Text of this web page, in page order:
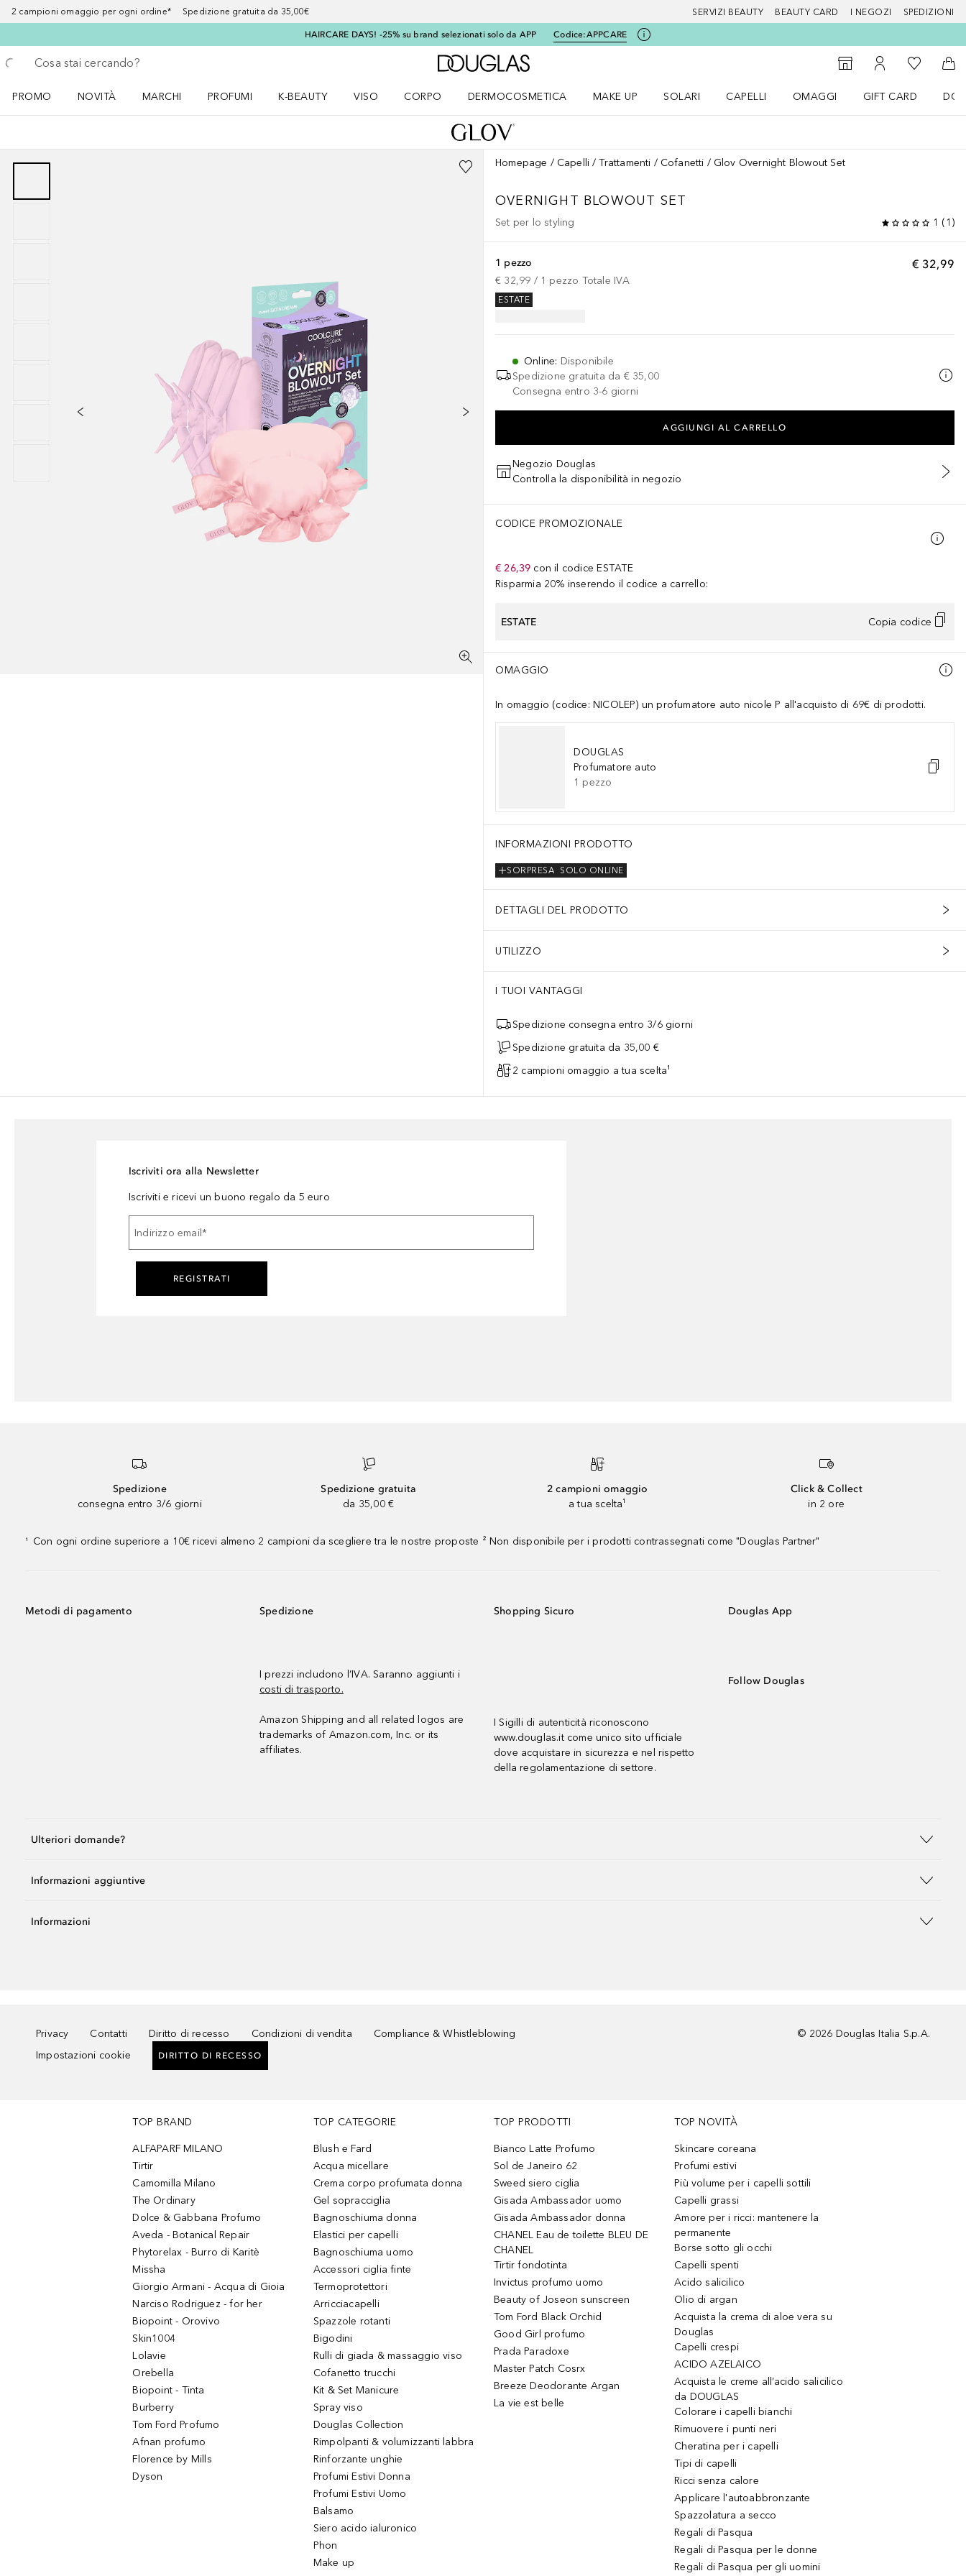
2 campioni omaggio per ogni ordine* Spedizione gratuita da 35,00€ SERVIZI BEAUTY BEAUTY CARD I NEGOZI SPEDIZIONI
HAIRCARE DAYS! -25% su brand selezionati solo da APP Codice:APPCARE
Torna indietro
Esegui ricerca
A Douglas Home
StorefinderAl Mio Account
Alla Mia
Al
PROMO
NOVITÀ
MARCHI
PROFUMI
K-BEAUTY
VISO
CORPO
DERMOCOSMETICA
MAKE UP
SOLARI
CAPELLI
OMAGGI
GIFT CARD
Homepage Capelli Trattamenti Cofanetti Glov Overnight Blowout Set
OVERNIGHT BLOWOUT SET
Set per lo styling 1 ( 1 )
€ 32,99
1 pezzo
€ 32,99 / 1 pezzo Totale IVA
ESTATE
Online: Disponibile
Spedizione gratuita da € 35,00
Consegna entro 3-6 giorni
AGGIUNGI AL CARRELLO
Negozio Douglas
Controlla la disponibilità in negozio
CODICE PROMOZIONALE
€ 26,39 con il codice ESTATE
Risparmia 20% inserendo il codice a carrello:
ESTATE Copia codice
OMAGGIO
In omaggio (codice: NICOLEP) un profumatore auto nicole P all'acquisto di 69€ di prodotti.
DOUGLAS
Profumatore auto
1 pezzo
INFORMAZIONI PRODOTTO
SOLO ONLINE
SORPRESA
DETTAGLI DEL PRODOTTO
UTILIZZO
I TUOI VANTAGGI
Spedizione consegna entro 3/6 giorni
Spedizione gratuita da 35,00 €
2 campioni omaggio a tua scelta¹
Iscriviti ora alla Newsletter
Iscriviti e ricevi un buono regalo da 5 euro
Indirizzo email *
REGISTRATI
Spedizione
consegna entro 3/6 giorni
Spedizione gratuita
da 35,00 €
2 campioni omaggio
a tua scelta¹
Click & Collect
in 2 ore
¹ Con ogni ordine superiore a 10€ ricevi almeno 2 campioni da scegliere tra le nostre proposte ² Non disponibile per i prodotti contrassegnati come "Douglas Partner"
Metodi di pagamento Spedizione
I prezzi includono l’IVA. Saranno aggiunti i
costi di trasporto.
Amazon Shipping and all related logos are
trademarks of Amazon.com, Inc. or its
affiliates.
Shopping Sicuro
I Sigilli di autenticità riconoscono
www.douglas.it come unico sito ufficiale
dove acquistare in sicurezza e nel rispetto
della regolamentazione di settore.
Douglas App
Follow Douglas
Ulteriori domande?
Informazioni aggiuntive
Informazioni
Privacy Contatti Diritto di recesso Condizioni di vendita
Compliance & Whistleblowing
Impostazioni cookie
DIRITTO DI RECESSO
© 2026 Douglas Italia S.p.A.
TOP BRAND
ALFAPARF MILANO
Tirtir
Camomilla Milano
The Ordinary
Dolce & Gabbana Profumo
Aveda - Botanical Repair
Phytorelax - Burro di Karitè
Missha
Giorgio Armani - Acqua di Gioia
Narciso Rodriguez - for her
Biopoint - Orovivo
Skin1004
Lolavie
Orebella
Biopoint - Tinta
Burberry
Tom Ford Profumo
Afnan profumo
Florence by Mills
Dyson
TOP CATEGORIE
Blush e Fard
Acqua micellare
Crema corpo profumata donna
Gel sopracciglia
Bagnoschiuma donna
Elastici per capelli
Bagnoschiuma uomo
Accessori ciglia finte
Termoprotettori
Arricciacapelli
Spazzole rotanti
Bigodini
Rulli di giada & massaggio viso
Cofanetto trucchi
Kit & Set Manicure
Spray viso
Douglas Collection
Rimpolpanti & volumizzanti labbra
Rinforzante unghie
Profumi Estivi Donna
Profumi Estivi Uomo
Balsamo
Siero acido ialuronico
Phon
Make up
TOP PRODOTTI
Bianco Latte Profumo
Sol de Janeiro 62
Sweed siero ciglia
Gisada Ambassador uomo
Gisada Ambassador donna
CHANEL Eau de toilette BLEU DE
CHANEL
Tirtir fondotinta
Invictus profumo uomo
Beauty of Joseon sunscreen
Tom Ford Black Orchid
Good Girl profumo
Prada Paradoxe
Master Patch Cosrx
Breeze Deodorante Argan
La vie est belle
TOP NOVITÀ
Skincare coreana
Profumi estivi
Più volume per i capelli sottili
Capelli grassi
Amore per i ricci: mantenere la
permanente
Borse sotto gli occhi
Capelli spenti
Acido salicilico
Olio di argan
Acquista la crema di aloe vera su
Douglas
Capelli crespi
ACIDO AZELAICO
Acquista le creme all’acido salicilico
da DOUGLAS
Colorare i capelli bianchi
Rimuovere i punti neri
Cheratina per i capelli
Tipi di capelli
Ricci senza calore
Applicare l'autoabbronzante
Spazzolatura a secco
Regali di Pasqua
Regali di Pasqua per le donne
Regali di Pasqua per gli uomini